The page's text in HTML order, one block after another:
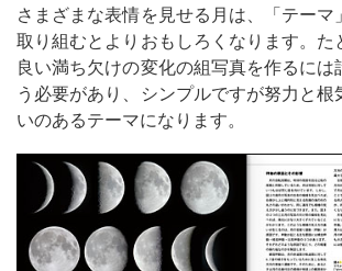
さまざまな表情を見せる月は、「テー
取り組むとよりおもしろくなります。
良い満ち欠けの変化の組写真を作るに
う必要があり、シンプルですが努力と
いのあるテーマになります。